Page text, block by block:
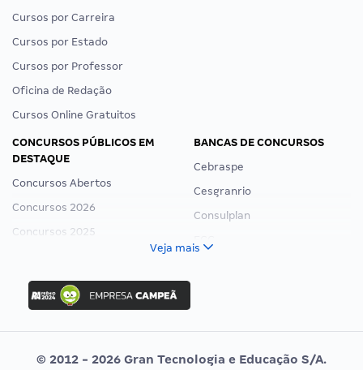
Cursos por Carreira
Cursos por Estado
Cursos por Professor
Oficina de Redação
Cursos Online Gratuitos
CONCURSOS PÚBLICOS EM
DESTAQUE
Concursos Abertos
Concursos 2026
Concursos 2025
Concurso Nacional Unificado
Concurso Ibama
Concurso MPU
Editais publicados
BANCAS DE CONCURSOS
Cebraspe
Cesgranrio
Consulplan
Vunesp
Veja mais
© 2012 - 2026 Gran Tecnologia e Educação S/A.